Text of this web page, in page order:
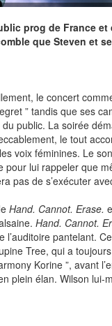
prog de France
que Steven et
le concert
” tandis que ses
public. La soirée
le tout
voix féminines. Le
pour lui rappeler que
pas de s’exécuter
Hand. Cannot. Erase.
Hand. Cannot.
l’auditoire pantelant.
Tree, qui a
Korine ”, avant
plein élan. Wilson lui-